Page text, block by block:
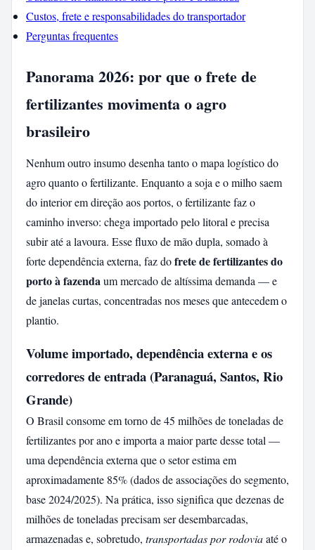
Custos, frete e responsabilidades do transportador
Perguntas frequentes
Panorama 2026: por que o frete de
fertilizantes movimenta o agro
brasileiro
Nenhum outro insumo desenha tanto o mapa logístico do
agro quanto o fertilizante. Enquanto a soja e o milho saem
do interior em direção aos portos, o fertilizante faz o
caminho inverso: chega importado pelo litoral e precisa
subir até a lavoura. Esse fluxo de mão dupla, somado à
forte dependência externa, faz dofrete de fertilizantes do
porto à fazendaum mercado de altíssima demanda — e
de janelas curtas, concentradas nos meses que antecedem o
plantio.
Volume importado, dependência externa e os
corredores de entrada (Paranaguá, Santos, Rio
Grande)
O Brasil consome em torno de 45 milhões de toneladas de
fertilizantes por ano e importa a maior parte desse total —
uma dependência externa que o setor estima em
aproximadamente 85% (dados de associações do segmento,
base 2024/2025). Na prática, isso significa que dezenas de
milhões de toneladas precisam ser desembarcadas,
armazenadas e, sobretudo, transportadas por rodoviaaté o